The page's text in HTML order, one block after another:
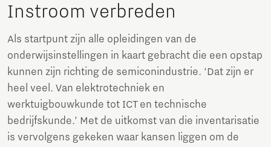
Instroom verbreden
Als startpunt zijn alle opleidingen van de
onderwijsinstellingen in kaart gebracht die een opstap
kunnen zijn richting de semiconindustrie. ‘Dat zijn er
heel veel. Van elektrotechniek en
werktuigbouwkunde tot ICT en technische
bedrijfskunde.’ Met de uitkomst van die inventarisatie
is vervolgens gekeken waar kansen liggen om de